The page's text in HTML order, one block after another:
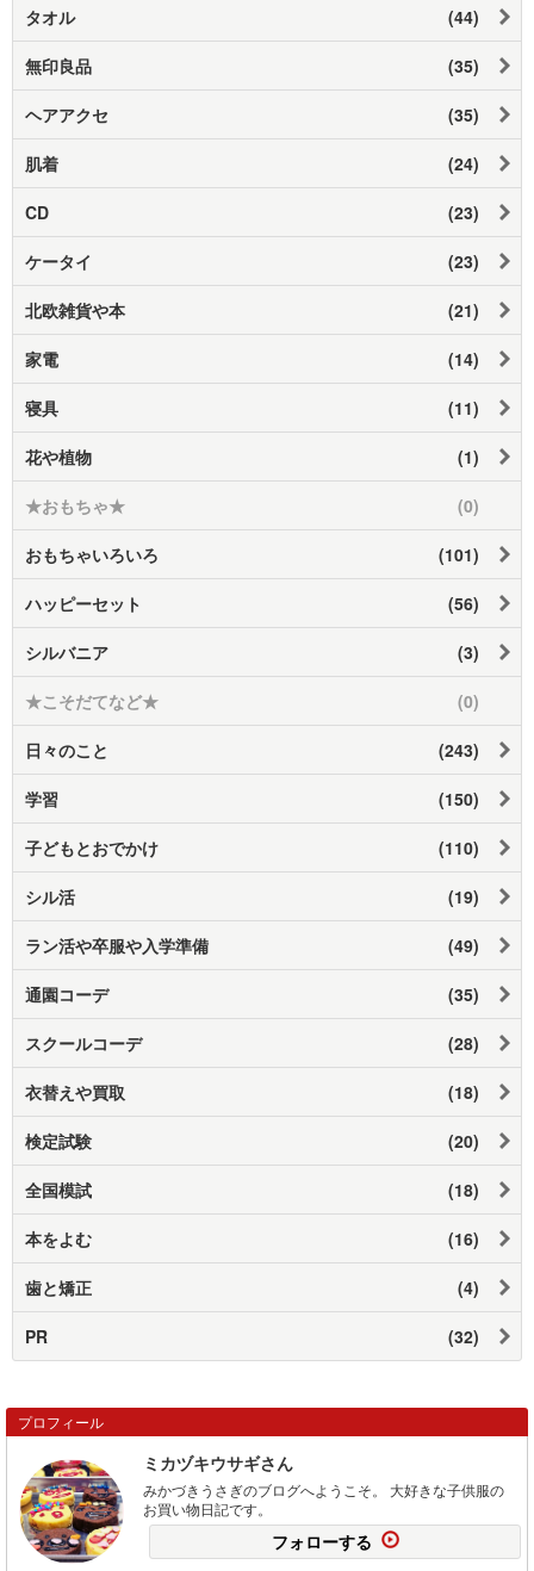
タオル (44)
無印良品 (35)
ヘアアクセ (35)
肌着 (24)
CD (23)
ケータイ (23)
北欧雑貨や本 (21)
家電 (14)
寝具 (11)
花や植物 (1)
★おもちゃ★ (0)
おもちゃいろいろ (101)
ハッピーセット (56)
シルバニア (3)
★こそだてなど★ (0)
日々のこと (243)
学習 (150)
子どもとおでかけ (110)
シル活 (19)
ラン活や卒服や入学準備 (49)
通園コーデ (35)
スクールコーデ (28)
衣替えや買取 (18)
検定試験 (20)
全国模試 (18)
本をよむ (16)
歯と矯正 (4)
PR (32)
プロフィール
ミカヅキウサギさん
みかづきうさぎのブログへようこそ。 大好きな子供服の
お買い物日記です。
フォローする